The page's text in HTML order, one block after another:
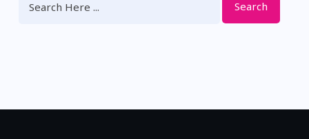
Search